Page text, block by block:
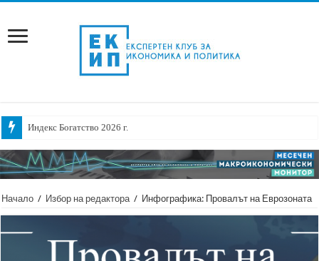
Индекс Богатство 2026 г.
Начало / Избор на редактора / Инфографика: Провалът на Еврозоната